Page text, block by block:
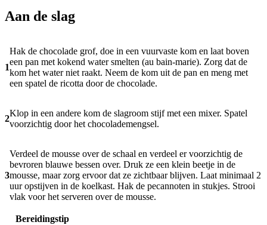
Aan de slag
1
Hak de chocolade grof, doe in een vuurvaste kom en laat boven
een pan met kokend water smelten (au bain-marie). Zorg dat de
kom het water niet raakt. Neem de kom uit de pan en meng met
een spatel de ricotta door de chocolade.
2
Klop in een andere kom de slagroom stijf met een mixer. Spatel
voorzichtig door het chocolademengsel.
3
Verdeel de mousse over de schaal en verdeel er voorzichtig de
bevroren blauwe bessen over. Druk ze een klein beetje in de
mousse, maar zorg ervoor dat ze zichtbaar blijven. Laat minimaal 2
uur opstijven in de koelkast. Hak de pecannoten in stukjes. Strooi
vlak voor het serveren over de mousse.
Bereidingstip